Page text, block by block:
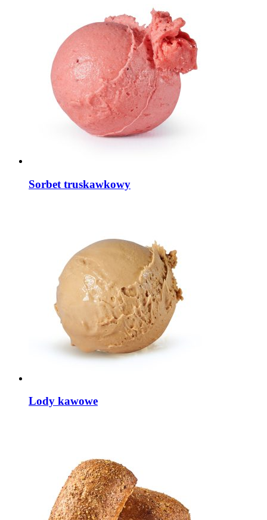
Sorbet truskawkowy
Lody kawowe